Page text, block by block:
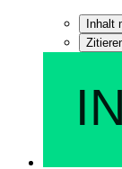
Inhalt